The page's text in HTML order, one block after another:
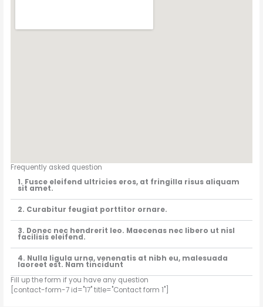
Frequently asked question
1. Fusce eleifend ultricies eros, at fringilla risus aliquam
sit amet.
2. Curabitur feugiat porttitor ornare.
3. Donec nec hendrerit leo. Maecenas nec libero ut nisl
facilisis eleifend.
4. Nulla ligula urna, venenatis at nibh eu, malesuada
laoreet est. Nam tincidunt
Fill up the form if you have any question
[contact-form-7 id="17" title="Contact form 1"]